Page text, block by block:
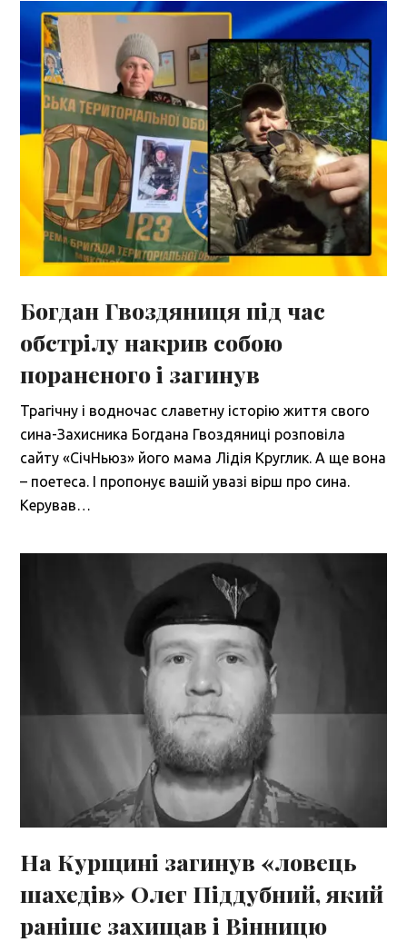
Богдан Гвоздяниця під час
обстрілу накрив собою
пораненого і загинув
Трагічну і водночас славетну історію життя свого
сина-Захисника Богдана Гвоздяниці розповіла
сайту «СічНьюз» його мама Лідія Круглик. А ще вона
– поетеса. І пропонує вашій увазі вірш про сина.
Керував…
На Курщині загинув «ловець
шахедів» Олег Піддубний, який
раніше захищав і Вінницю